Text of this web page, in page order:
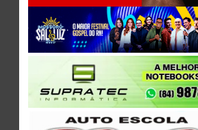
Jogue com responsabilidade. 18+